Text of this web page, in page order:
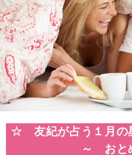
☆ 友紀が占う１月
～ お